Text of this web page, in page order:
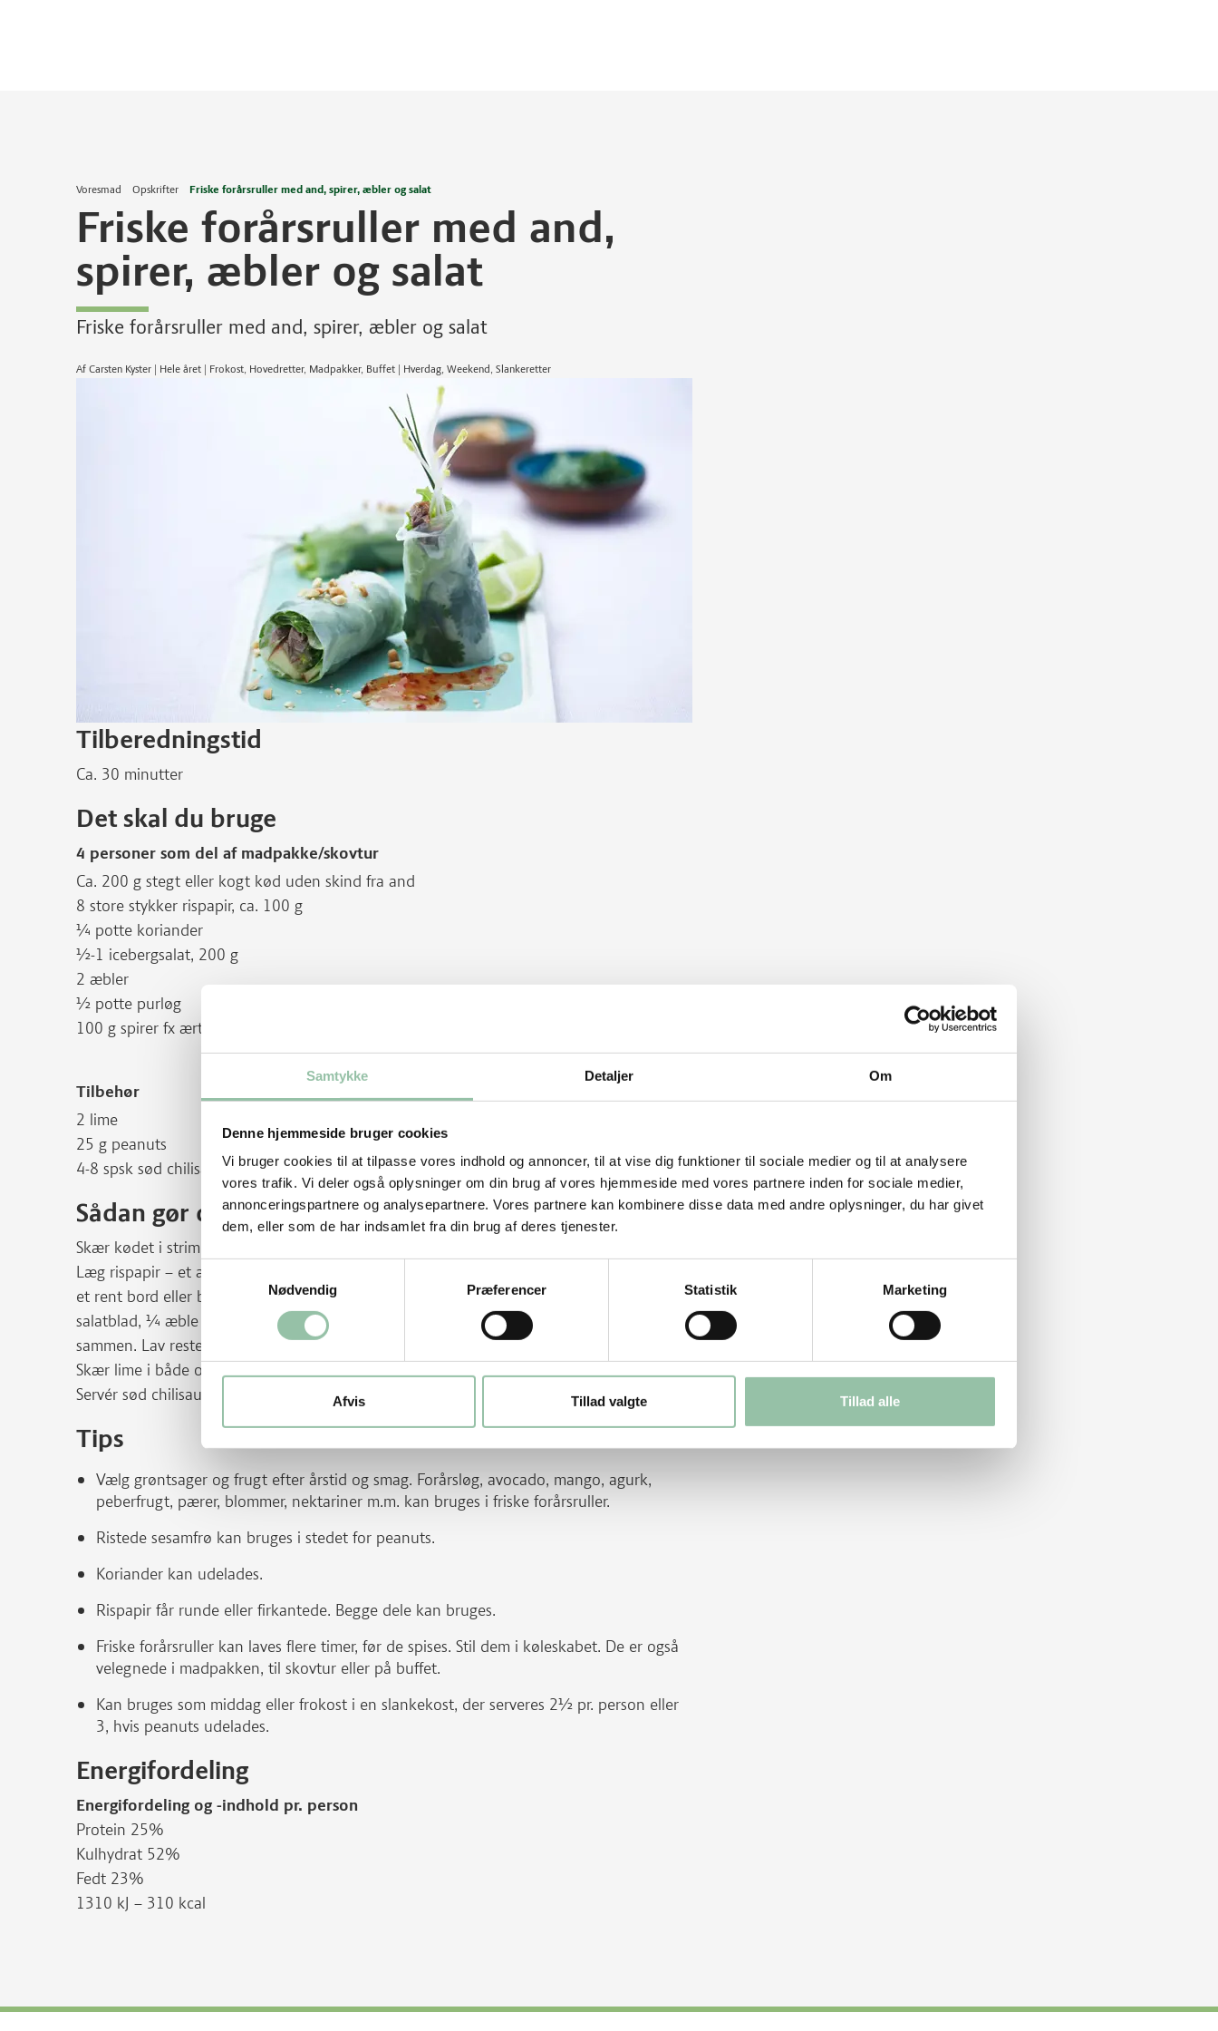
Samtykke Detaljer Om
Denne hjemmeside bruger cookies
Vi bruger cookies til at tilpasse vores indhold og annoncer, til at vise dig funktioner til sociale medier og til at analysere
vores trafik. Vi deler også oplysninger om din brug af vores hjemmeside med vores partnere inden for sociale medier,
annonceringspartnere og analysepartnere. Vores partnere kan kombinere disse data med andre oplysninger, du har givet
dem, eller som de har indsamlet fra din brug af deres tjenester.
Samtykkevalg
Nødvendig
Præferencer Statistik Marketing
Afvis Tillad valgte Tillad alle
Voresmad Opskrifter Friske forårsruller med and, spirer, æbler og salat
Friske forårsruller med and,
spirer, æbler og salat
Friske forårsruller med and, spirer, æbler og salat
Af Carsten Kyster | Hele året | Frokost, Hovedretter, Madpakker, Buffet | Hverdag, Weekend, Slankeretter
Tilberedningstid
Ca. 30 minutter
Det skal du bruge
4 personer som del af madpakke/skovtur
Ca. 200 g stegt eller kogt kød uden skind fra and
8 store stykker rispapir, ca. 100 g
¼ potte koriander
½-1 icebergsalat, 200 g
2 æbler
½ potte purløg
100 g spirer fx ærtespirer
Tilbehør
2 lime
25 g peanuts
4-8 spsk sød chilisauce
Sådan gør du
Skær kødet i strimler.
Læg rispapir – et ad gangen - i koldt vand i meget kort tid til de er bløde. Læg rispapir på
et rent bord eller bakke/spækbræt. Læg 4- 6 korianderblade på rispapiret – derefter et
salatblad, ¼ æble i 3-4 både, hele purløg, spirer og and i strimler. Rul det lidt stramt
sammen. Lav resten på samme måde. Skær hver rulle i 2-3 stykker lige før servering.
Skær lime i både og hak peanuts groft. Pluk evt. korianderblade til brug ved servering.
Servér sød chilisauce til.
Tips
Vælg grøntsager og frugt efter årstid og smag. Forårsløg, avocado, mango, agurk,
peberfrugt, pærer, blommer, nektariner m.m. kan bruges i friske forårsruller.
Ristede sesamfrø kan bruges i stedet for peanuts.
Koriander kan udelades.
Rispapir får runde eller firkantede. Begge dele kan bruges.
Friske forårsruller kan laves flere timer, før de spises. Stil dem i køleskabet. De er også
velegnede i madpakken, til skovtur eller på buffet.
Kan bruges som middag eller frokost i en slankekost, der serveres 2½ pr. person eller
3, hvis peanuts udelades.
Energifordeling
Energifordeling og -indhold pr. person
Protein 25%
Kulhydrat 52%
Fedt 23%
1310 kJ – 310 kcal